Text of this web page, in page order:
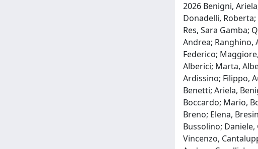
2026 Benigni,
Donadelli,
Res, Sara Gamba;
Andrea; Ranghino,
Federico;
Alberici; Marta,
Ardissino; Filippo,
Benetti; Ariela,
Boccardo; Mario,
Breno; Elena,
Bussolino;
Vincenzo,